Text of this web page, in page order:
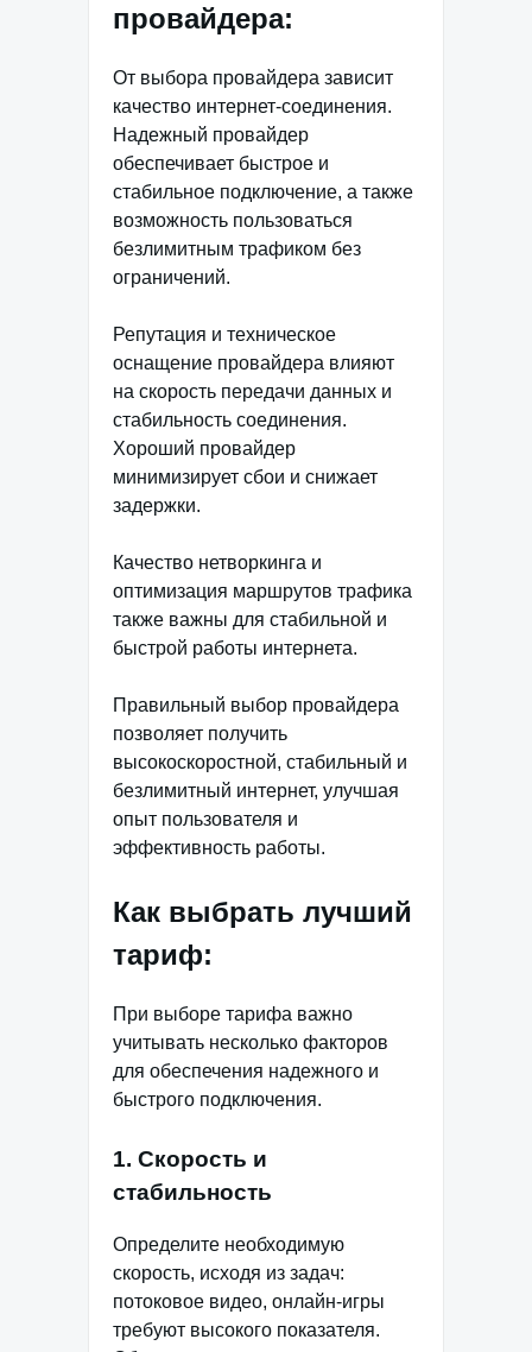
провайдера:
От выбора провайдера зависит
качество интернет-соединения.
Надежный провайдер
обеспечивает быстрое и
стабильное подключение, а также
возможность пользоваться
безлимитным трафиком без
ограничений.
Репутация и техническое
оснащение провайдера влияют
на скорость передачи данных и
стабильность соединения.
Хороший провайдер
минимизирует сбои и снижает
задержки.
Качество нетворкинга и
оптимизация маршрутов трафика
также важны для стабильной и
быстрой работы интернета.
Правильный выбор провайдера
позволяет получить
высокоскоростной, стабильный и
безлимитный интернет, улучшая
опыт пользователя и
эффективность работы.
Как выбрать лучший
тариф:
При выборе тарифа важно
учитывать несколько факторов
для обеспечения надежного и
быстрого подключения.
1. Скорость и
стабильность
Определите необходимую
скорость, исходя из задач:
потоковое видео, онлайн-игры
требуют высокого показателя.